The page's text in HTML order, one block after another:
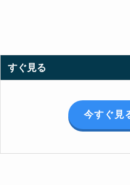
すぐ見る
今すぐ見